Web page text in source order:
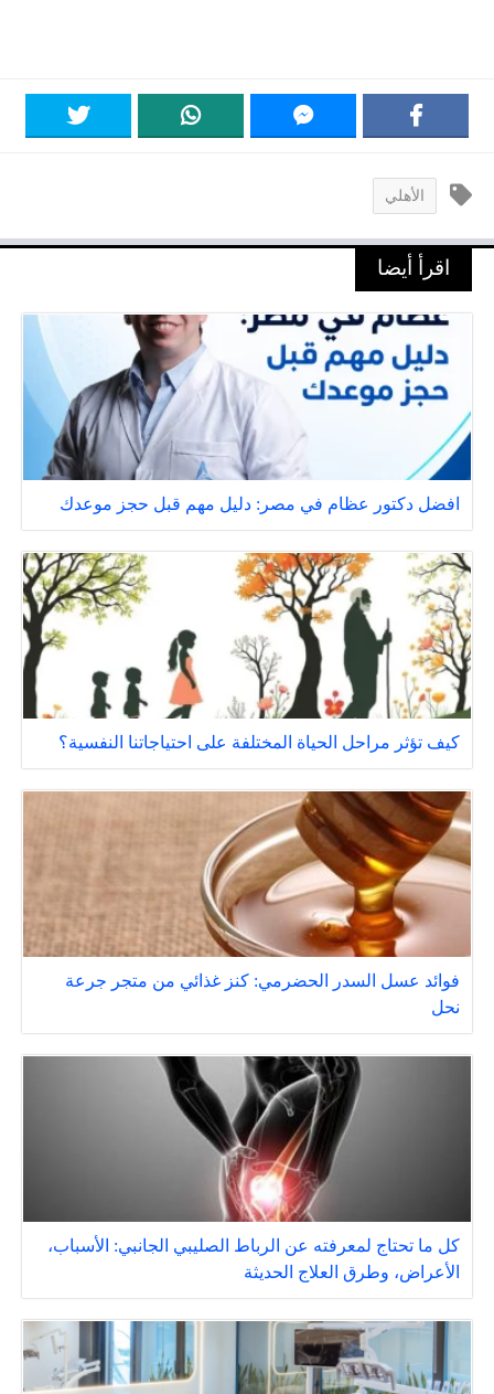
الأهلي
اقرأ أيضا
افضل دكتور عظام في مصر: دليل مهم قبل حجز موعدك
كيف تؤثر مراحل الحياة المختلفة على احتياجاتنا النفسية؟
فوائد عسل السدر الحضرمي: كنز غذائي من متجر جرعة
نحل
كل ما تحتاج لمعرفته عن الرباط الصليبي الجانبي: الأسباب،
الأعراض، وطرق العلاج الحديثة